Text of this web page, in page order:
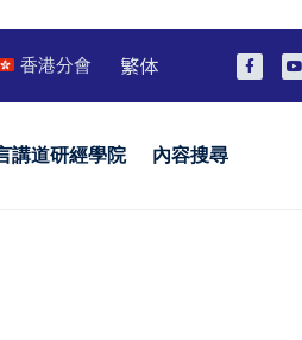
香港分會 繁体
講道研經學院 內容搜尋